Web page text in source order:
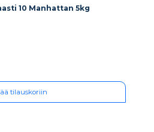
10 Manhattan 5kg
tilauskoriin